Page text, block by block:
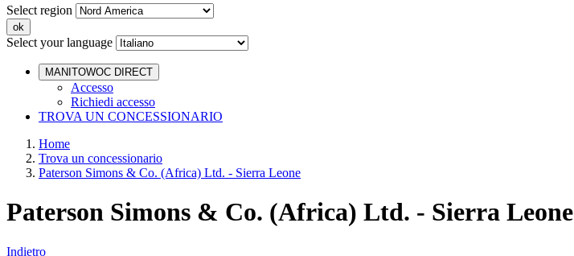
Select region
Select your language
MANITOWOC DIRECT
Accesso
Richiedi accesso
TROVA UN CONCESSIONARIO
Home
Trova un concessionario
Paterson Simons & Co. (Africa) Ltd. - Sierra Leone
Paterson Simons & Co. (Africa) Ltd. - Sierra Leone
Indietro